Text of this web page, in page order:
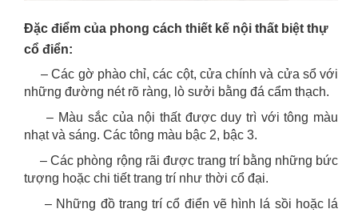
Đặc điểm của phong cách thiết kế nội thất biệt thự
cổ điển:
– Các gờ phào chỉ, các cột, cửa chính và cửa sổ với
những đường nét rõ ràng, lò sưởi bằng đá cẩm thạch.
– Màu sắc của nội thất được duy trì với tông màu
nhạt và sáng. Các tông màu bậc 2, bậc 3.
– Các phòng rộng rãi được trang trí bằng những bức
tượng hoặc chi tiết trang trí như thời cổ đại.
– Những đồ trang trí cổ điển vẽ hình lá sồi hoặc lá